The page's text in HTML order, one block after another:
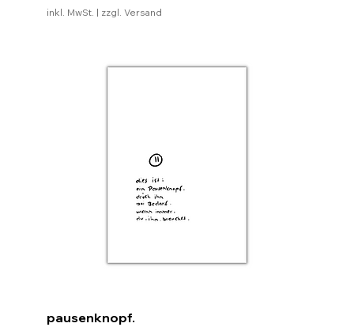
inkl. MwSt. | zzgl. Versand
pausenknopf.